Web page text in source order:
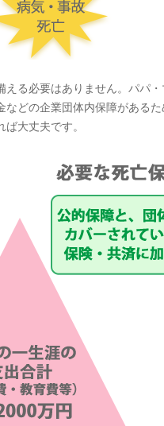
える必要はありません。パパ
などの企業団体内保障がある
大丈夫です。